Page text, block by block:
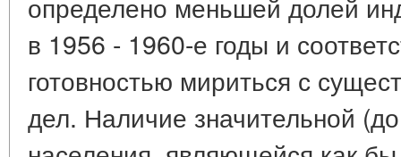
в 1956 - 1960-е годы и
готовностью мириться с
дел. Наличие значительной